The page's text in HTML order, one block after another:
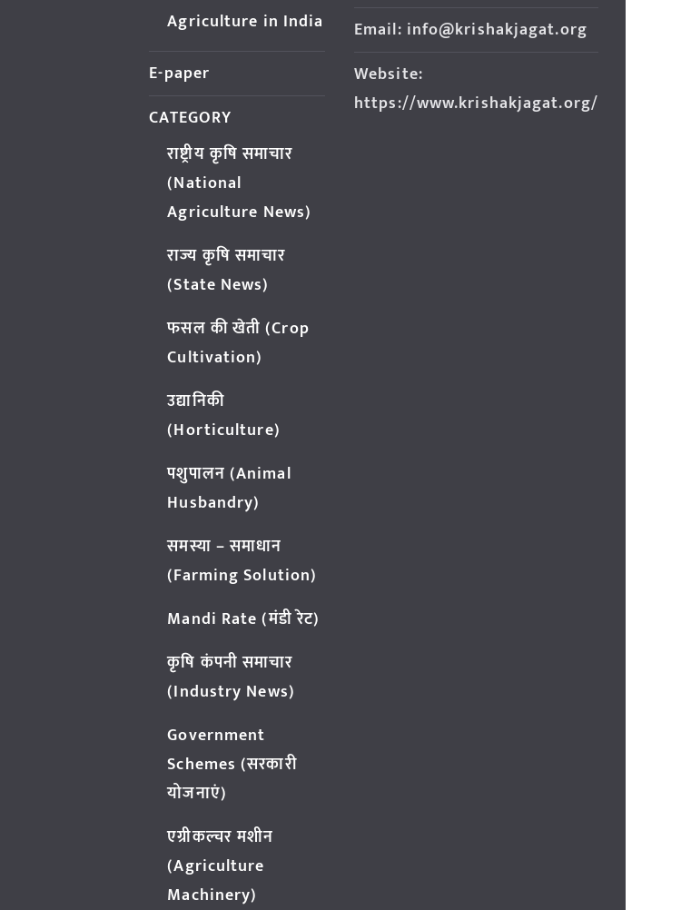
Agriculture in India
E-paper
CATEGORY
राष्ट्रीय कृषि समाचार
(National
Agriculture News)
राज्य कृषि समाचार
(State News)
फसल की खेती (Crop
Cultivation)
उद्यानिकी
(Horticulture)
पशुपालन (Animal
Husbandry)
समस्या – समाधान
(Farming Solution)
Mandi Rate (मंडी रेट)
कृषि कंपनी समाचार
(Industry News)
Government
Schemes (सरकारी
योजनाएं)
एग्रीकल्चर मशीन
(Agriculture
Machinery)
Email: info@krishakjagat.org
Website:
https://www.krishakjagat.org/